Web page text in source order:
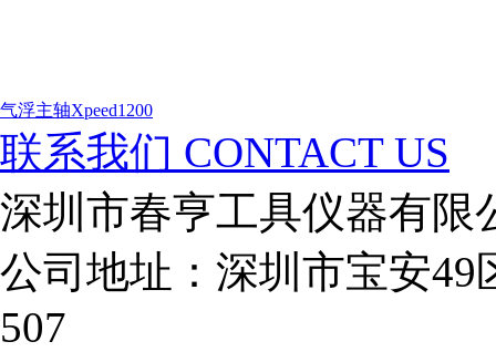
气浮主轴Xpeed1200
联系我们 CONTACT US
深圳市春亨工具仪器有限
公司地址：深圳市宝安
507